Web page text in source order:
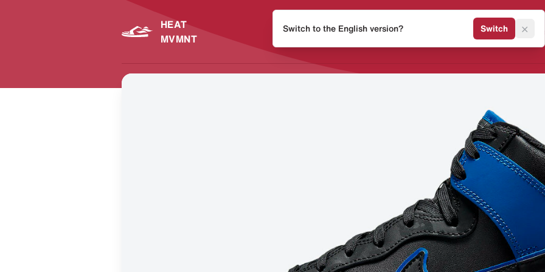
HEAT
MVMNT
Release Kalender Sneaker
Switch to the English version? Switch ×